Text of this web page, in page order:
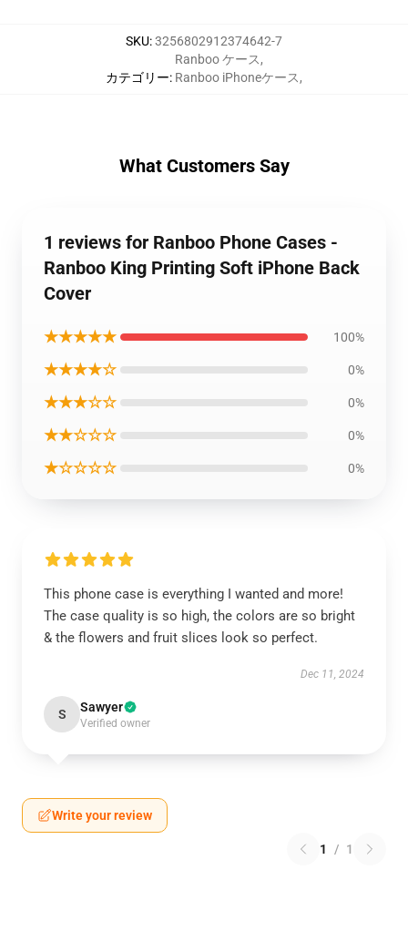
SKU:3256802912374642-7
カテゴリー:
Ranboo ケース,
Ranboo iPhoneケース,
What Customers Say
1 reviews for Ranboo Phone Cases -
Ranboo King Printing Soft iPhone Back
Cover
★★★★★ 100%
★★★★☆ 0%
★★★☆☆ 0%
★★☆☆☆ 0%
★☆☆☆☆ 0%
This phone case is everything I wanted and more!
The case quality is so high, the colors are so bright
& the flowers and fruit slices look so perfect.
Dec 11, 2024
S Sawyer
Verified owner
Write your review
1 / 1